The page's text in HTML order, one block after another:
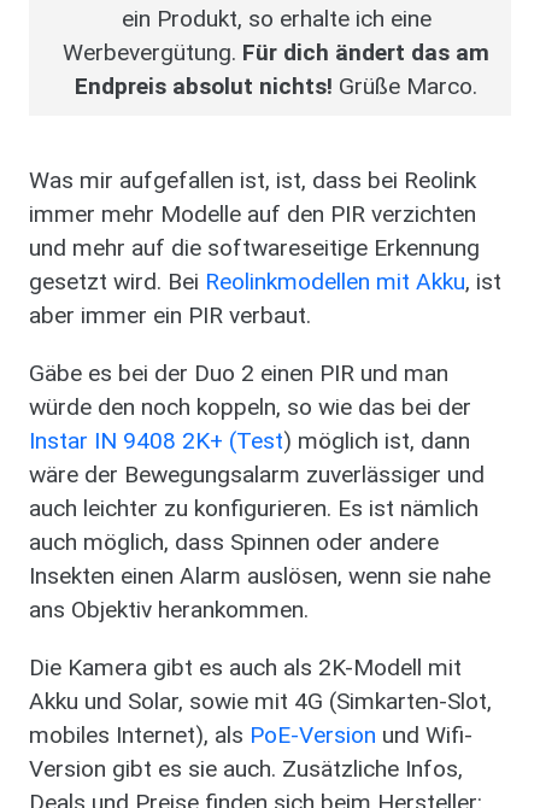
ein Produkt, so erhalte ich eine
Werbevergütung. Für dich ändert das am
Endpreis absolut nichts! Grüße Marco.
Was mir aufgefallen ist, ist, dass bei Reolink
immer mehr Modelle auf den PIR verzichten
und mehr auf die softwareseitige Erkennung
gesetzt wird. Bei Reolinkmodellen mit Akku, ist
aber immer ein PIR verbaut.
Gäbe es bei der Duo 2 einen PIR und man
würde den noch koppeln, so wie das bei der
Instar IN 9408 2K+ (Test) möglich ist, dann
wäre der Bewegungsalarm zuverlässiger und
auch leichter zu konfigurieren. Es ist nämlich
auch möglich, dass Spinnen oder andere
Insekten einen Alarm auslösen, wenn sie nahe
ans Objektiv herankommen.
Die Kamera gibt es auch als 2K-Modell mit
Akku und Solar, sowie mit 4G (Simkarten-Slot,
mobiles Internet), als PoE-Version und Wifi-
Version gibt es sie auch. Zusätzliche Infos,